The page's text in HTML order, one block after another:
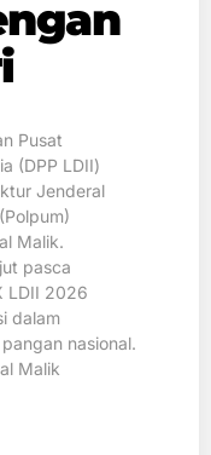
Pusat
(DPP LDII)
Jenderal
Malik.
pasca
LDII 2026
dalam
nasional.
Malik